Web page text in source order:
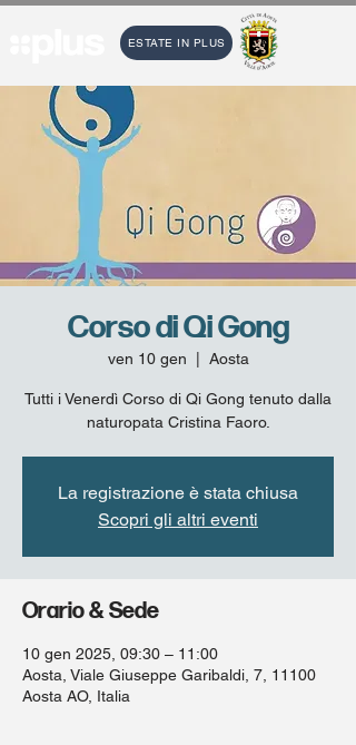
ESTATE IN PLUS
Corso di Qi Gong
ven 10 gen Aosta
Tutti i Venerdì Corso di Qi Gong tenuto dalla
naturopata Cristina Faoro.
La registrazione è stata chiusa
Scopri gli altri eventi
Orario & Sede
10 gen 2025, 09:30 – 11:00
Aosta, Viale Giuseppe Garibaldi, 7, 11100
Aosta AO, Italia